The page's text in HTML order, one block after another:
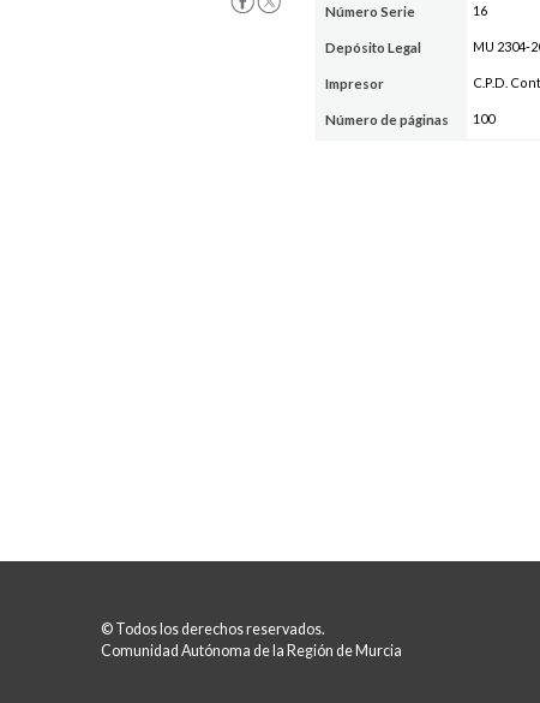
Número Serie 16
Depósito Legal MU 2304-
Impresor C.P.D.
Número de páginas 100
© Todos los derechos reservados.
Comunidad Autónoma de la Región de Murcia